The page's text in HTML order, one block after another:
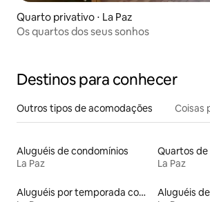
Quarto privativo ⋅ La Paz
Os quartos dos seus sonhos
Destinos para conhecer
Outros tipos de acomodações Coisas
Aluguéis de condomínios
La Paz
Quartos
La Paz
Aluguéis por temporada com suítes privativas
Aluguéis